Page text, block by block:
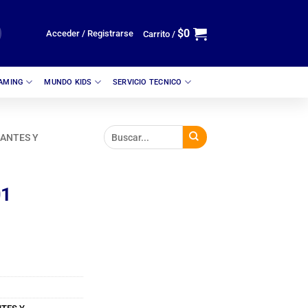
Acceder / Registrarse Carrito / $0
MUNDO KIDS SERVICIO TECNICO
Y